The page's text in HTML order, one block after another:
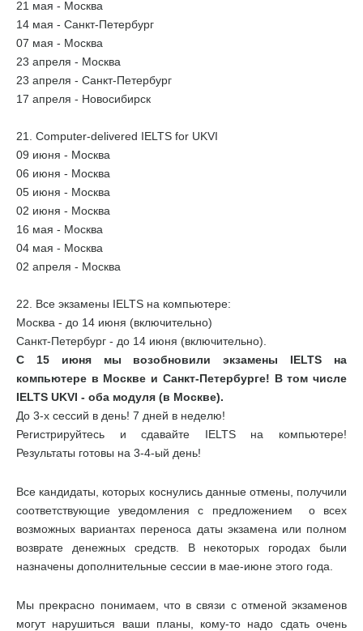
21 мая - Москва
14 мая - Санкт-Петербург
07 мая - Москва
23 апреля - Москва
23 апреля - Санкт-Петербург
17 апреля - Новосибирск
21. Computer-delivered IELTS for UKVI
09 июня - Москва
06 июня - Москва
05 июня - Москва
02 июня - Москва
16 мая - Москва
04 мая - Москва
02 апреля - Москва
22. Все экзамены IELTS на компьютере:
Москва - до 14 июня (включительно)
Санкт-Петербург - до 14 июня (включительно).
С 15 июня мы возобновили экзамены IELTS на
компьютере в Москве и Санкт-Петербурге! В том числе
IELTS UKVI - оба модуля (в Москве).
До 3-х сессий в день! 7 дней в неделю!
Регистрируйтесь и сдавайте IELTS на компьютере!
Результаты готовы на 3-4-ый день!
Все кандидаты, которых коснулись данные отмены, получили
соответствующие уведомления с предложением о всех
возможных вариантах переноса даты экзамена или полном
возврате денежных средств. В некоторых городах были
назначены дополнительные сессии в мае-июне этого года.
Мы прекрасно понимаем, что в связи с отменой экзаменов
могут нарушиться ваши планы, кому-то надо сдать очень